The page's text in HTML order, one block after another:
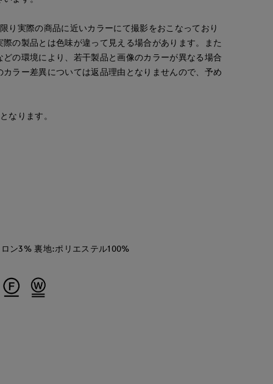
り実際の商品に近いカラーにて撮影をおこなっており
際の製品とは色味が違って見える場合があります。また
の環境により、若干製品と画像のカラーが異なる場合
カラー差異については返品理由となりませんので、予め
なります。
ン3% 裏地:ポリエステル100%